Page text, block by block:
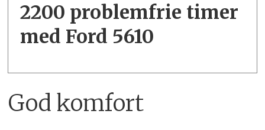
2200 problemfrie timer
med Ford 5610
God komfort